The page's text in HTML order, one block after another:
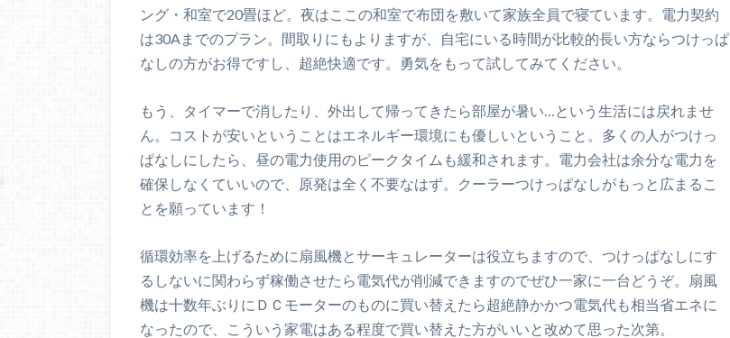
ング・和室で20畳ほど。夜はここの和室で布団を敷いて家族全員で寝ています。電力契約
は30Aまでのプラン。間取りにもよりますが、自宅にいる時間が比較的長い方ならつけっぱ
なしの方がお得ですし、超絶快適です。勇気をもって試してみてください。
もう、タイマーで消したり、外出して帰ってきたら部屋が暑い…という生活には戻れませ
ん。コストが安いということはエネルギー環境にも優しいということ。多くの人がつけっ
ぱなしにしたら、昼の電力使用のピークタイムも緩和されます。電力会社は余分な電力を
確保しなくていいので、原発は全く不要なはず。クーラーつけっぱなしがもっと広まるこ
とを願っています！
循環効率を上げるために扇風機とサーキュレーターは役立ちますので、つけっぱなしにす
るしないに関わらず稼働させたら電気代が削減できますのでぜひ一家に一台どうぞ。扇風
機は十数年ぶりにＤＣモーターのものに買い替えたら超絶静かかつ電気代も相当省エネに
なったので、こういう家電はある程度で買い替えた方がいいと改めて思った次第。